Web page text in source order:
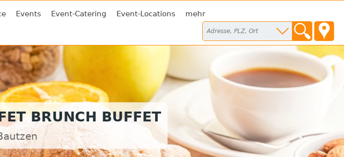
Events Event-Catering Event-Locations mehr
BRUNCH BUFFET